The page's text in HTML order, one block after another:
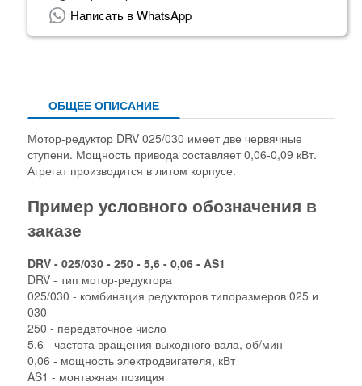
Написать в WhatsApp
ОБЩЕЕ ОПИСАНИЕ
Мотор-редуктор DRV 025/030 имеет две червячные
ступени. Мощность привода составляет 0,06-0,09 кВт.
Агрегат производится в литом корпусе.
Пример условного обозначения в
заказе
DRV - 025/030 - 250 - 5,6 - 0,06 - AS1
DRV - тип мотор-редуктора
025/030 - комбинация редукторов типоразмеров 025 и
030
250 - передаточное число
5,6 - частота вращения выходного вала, об/мин
0,06 - мощность электродвигателя, кВт
AS1 - монтажная позиция